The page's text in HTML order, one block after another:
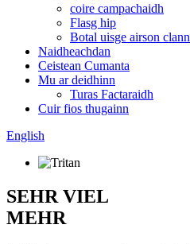
coire campachaidh
Flasg hip
Botal uisge airson clann
Naidheachdan
Ceistean Cumanta
Mu ar deidhinn
Turas Factaraidh
Cuir fios thugainn
English
SEHR VIEL
MEHR